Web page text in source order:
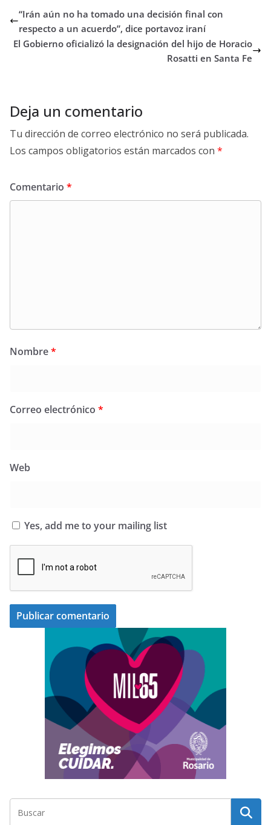
“Irán aún no ha tomado una decisión final con
respecto a un acuerdo”, dice portavoz iraní
El Gobierno oficializó la designación del hijo de Horacio
Rosatti en Santa Fe
Deja un comentario
Tu dirección de correo electrónico no será publicada.
Los campos obligatorios están marcados con *
Comentario *
Nombre*
Correo electrónico *
Web
Yes, add me to your mailing list